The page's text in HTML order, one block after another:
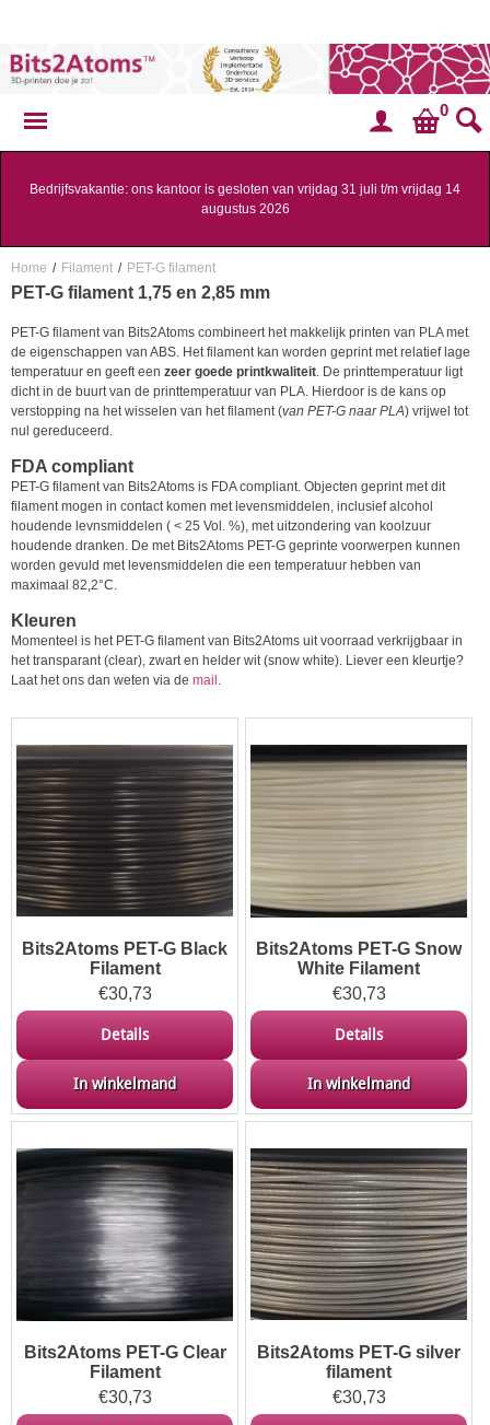
0
Bedrijfsvakantie: ons kantoor is gesloten van vrijdag 31 juli t/m vrijdag 14
augustus 2026
Home / Filament / PET-G filament
PET-G filament 1,75 en 2,85 mm
PET-G filament van Bits2Atoms combineert het makkelijk printen van PLA met
de eigenschappen van ABS. Het filament kan worden geprint met relatief lage
temperatuur en geeft een zeer goede printkwaliteit . De printtemperatuur ligt
dicht in de buurt van de printtemperatuur van PLA. Hierdoor is de kans op
verstopping na het wisselen van het filament (van PET-G naar PLA) vrijwel tot
nul gereduceerd.
FDA compliant
PET-G filament van Bits2Atoms is FDA compliant. Objecten geprint met dit
filament mogen in contact komen met levensmiddelen, inclusief alcohol
houdende levnsmiddelen ( < 25 Vol. %), met uitzondering van koolzuur
houdende dranken. De met Bits2Atoms PET-G geprinte voorwerpen kunnen
worden gevuld met levensmiddelen die een temperatuur hebben van
maximaal 82,2°C.
Kleuren
Momenteel is het PET-G filament van Bits2Atoms uit voorraad verkrijgbaar in
het transparant (clear), zwart en helder wit (snow white). Liever een kleurtje?
Laat het ons dan weten via de mail
Bits2Atoms PET-G Black
Filament
€30,73
Details
In winkelmand
Bits2Atoms PET-G Snow
White Filament
€30,73
Details
In winkelmand
Bits2Atoms PET-G Clear
Filament
€30,73
Bits2Atoms PET-G silver
filament
€30,73